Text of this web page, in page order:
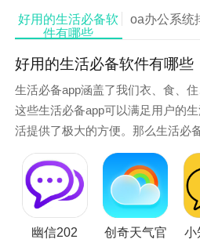
图。
好用的生活必备软
件有哪些
oa办公系统
好用的生活必备软件有哪些
生活必备app涵盖了我们衣、食、
这些生活必备app可以满足用户的
活提供了极大的方便。那么生活必
推荐一些常用的生活app，快来看
幽信202 创奇天气官 小